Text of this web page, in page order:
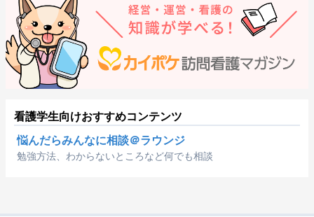
看護学生向けおすすめコンテンツ
悩んだらみんなに相談＠ラウンジ
勉強方法、わからないところなど何でも相談